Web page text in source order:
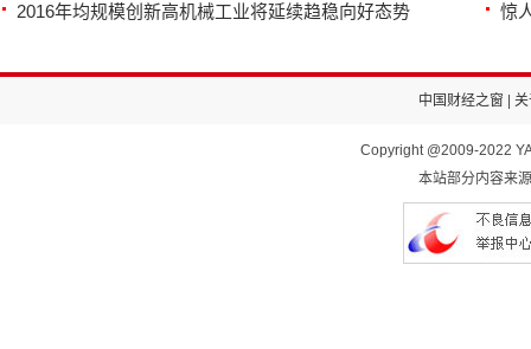
2016年均规模创新高机械工业将延续趋稳向好态势
惊
中国财经之窗 关
Copyright @2009-2022
本站部分内容来